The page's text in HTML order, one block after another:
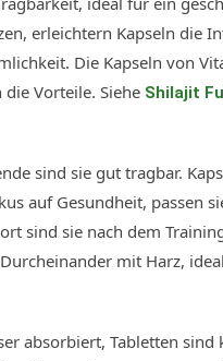
erleichtern Kapseln die
Die Kapseln von
Vorteile. Siehe Shilajit
sind sie gut tragbar.
auf Gesundheit, passen
sind sie nach dem
mit Harz,
absorbiert, Tabletten sind